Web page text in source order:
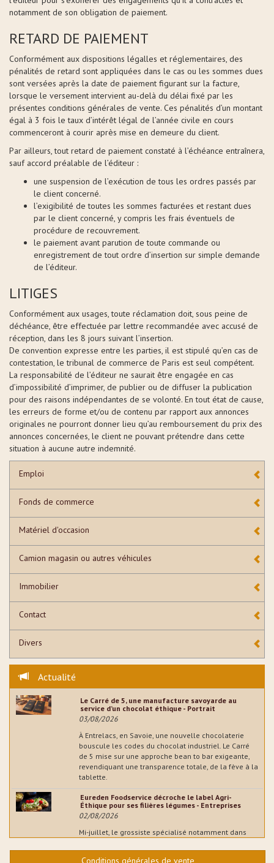
notamment de son obligation de paiement.
RETARD DE PAIEMENT
Conformément aux dispositions légalles et réglementaires, des
pénalités de retard sont appliquées dans le cas ou les sommes dues
sont versées après la date de paiement figurant sur la facture,
lorsque le versement intervient au-delà du délai fixé par les
présentes conditions générales de vente. Ces pénalités d’un montant
égal à 3 fois le taux d’intérêt légal de l’année civile en cours
commenceront à courir après mise en demeure du client.
Par ailleurs, tout retard de paiement constaté à l’échéance entraînera,
sauf accord préalable de l’éditeur :
une suspension de l’exécution de tous les ordres passés par
le client concerné.
l’exigibilité de toutes les sommes facturées et restant dues
par le client concerné, y compris les frais éventuels de
procédure de recouvrement.
le paiement avant parution de toute commande ou
enregistrement de tout ordre d’insertion sur simple demande
de l’éditeur.
LITIGES
Conformément aux usages, toute réclamation doit, sous peine de
déchéance, être effectuée par lettre recommandée avec accusé de
réception, dans les 8 jours suivant l’insertion.
De convention expresse entre les parties, il est stipulé qu’en cas de
contestation, le tribunal de commerce de Paris est seul compétent.
La responsabilité de l’éditeur ne saurait être engagée en cas
d’impossibilité d’imprimer, de publier ou de diffuser la publication
pour des raisons indépendantes de se volonté. En tout état de cause,
les erreurs de forme et/ou de contenu par rapport aux annonces
originales ne pourront donner lieu qu’au remboursement du prix des
annonces concernées, le client ne pouvant prétendre dans cette
situation à aucune autre indemnité.
Emploi
Fonds de commerce
Matériel d'occasion
Camion magasin ou autres véhicules
Immobilier
Contact
Divers
Actualité
Le Carré de 5, une manufacture savoyarde au
service d’un chocolat éthique - Portrait
03/08/2026
À Entrelacs, en Savoie, une nouvelle chocolaterie
bouscule les codes du chocolat industriel. Le Carré
de 5 mise sur une approche bean to bar exigeante,
revendiquant une transparence totale, de la fève à la
tablette.
Eureden Foodservice décroche le label Agri-
Éthique pour ses filières légumes - Entreprises
02/08/2026
Mi-juillet, le grossiste spécialisé notamment dans
certification commerce équitable française Agri-
Conditions générales de vente